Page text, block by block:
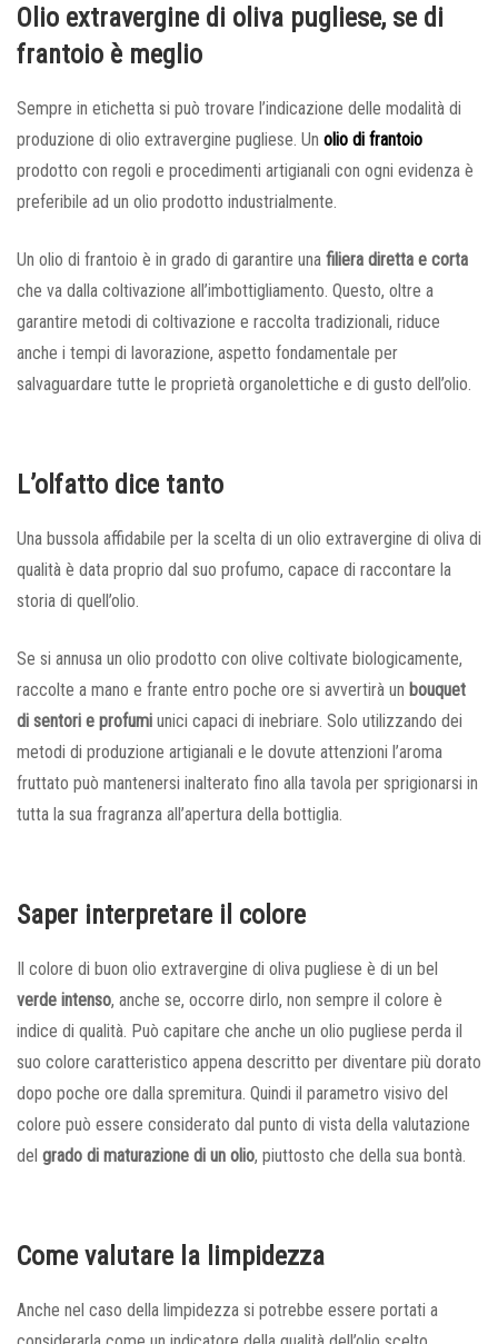
Olio extravergine di oliva pugliese, se di
frantoio è meglio
Sempre in etichetta si può trovare l’indicazione delle modalità di
produzione di olio extravergine pugliese. Un olio di frantoio
prodotto con regoli e procedimenti artigianali con ogni evidenza è
preferibile ad un olio prodotto industrialmente.
Un olio di frantoio è in grado di garantire una filiera diretta e corta
che va dalla coltivazione all’imbottigliamento. Questo, oltre a
garantire metodi di coltivazione e raccolta tradizionali, riduce
anche i tempi di lavorazione, aspetto fondamentale per
salvaguardare tutte le proprietà organolettiche e di gusto dell’olio.
L’olfatto dice tanto
Una bussola affidabile per la scelta di un olio extravergine di oliva di
qualità è data proprio dal suo profumo, capace di raccontare la
storia di quell’olio.
Se si annusa un olio prodotto con olive coltivate biologicamente,
raccolte a mano e frante entro poche ore si avvertirà un bouquet
di sentori e profumi unici capaci di inebriare. Solo utilizzando dei
metodi di produzione artigianali e le dovute attenzioni l’aroma
fruttato può mantenersi inalterato fino alla tavola per sprigionarsi in
tutta la sua fragranza all’apertura della bottiglia.
Saper interpretare il colore
Il colore di buon olio extravergine di oliva pugliese è di un bel
verde intenso, anche se, occorre dirlo, non sempre il colore è
indice di qualità. Può capitare che anche un olio pugliese perda il
suo colore caratteristico appena descritto per diventare più dorato
dopo poche ore dalla spremitura. Quindi il parametro visivo del
colore può essere considerato dal punto di vista della valutazione
del grado di maturazione di un olio, piuttosto che della sua bontà.
Come valutare la limpidezza
Anche nel caso della limpidezza si potrebbe essere portati a